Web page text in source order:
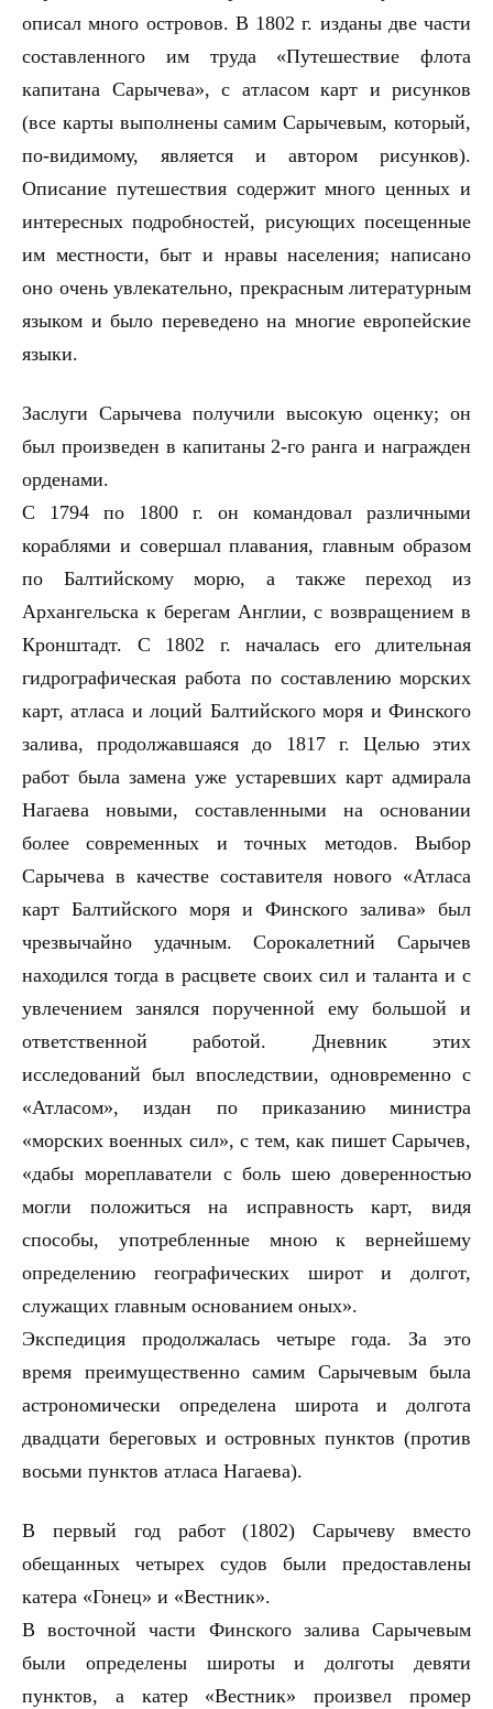
описал много островов. В 1802 г. изданы две части
составленного им труда «Путешествие флота
капитана Сарычева», с атласом карт и рисунков
(все карты выполнены самим Сарычевым, который,
по-видимому, является и автором рисунков).
Описание путешествия содержит много ценных и
интересных подробностей, рисующих посещенные
им местности, быт и нравы населения; написано
оно очень увлекательно, прекрасным литературным
языком и было переведено на многие европейские
языки.
Заслуги Сарычева получили высокую оценку; он
был произведен в капитаны 2-го ранга и награжден
орденами.
С 1794 по 1800 г. он командовал различными
кораблями и совершал плавания, главным образом
по Балтийскому морю, а также переход из
Архангельска к берегам Англии, с возвращением в
Кронштадт. С 1802 г. началась его длительная
гидрографическая работа по составлению морских
карт, атласа и лоций Балтийского моря и Финского
залива, продолжавшаяся до 1817 г. Целью этих
работ была замена уже устаревших карт адмирала
Нагаева новыми, составленными на основании
более современных и точных методов. Выбор
Сарычева в качестве составителя нового «Атласа
карт Балтийского моря и Финского залива» был
чрезвычайно удачным. Сорокалетний Сарычев
находился тогда в расцвете своих сил и таланта и с
увлечением занялся порученной ему большой и
ответственной работой. Дневник этих
исследований был впоследствии, одновременно с
«Атласом», издан по приказанию министра
«морских военных сил», с тем, как пишет Сарычев,
«дабы мореплаватели с боль шею доверенностью
могли положиться на исправность карт, видя
способы, употребленные мною к вернейшему
определению географических широт и долгот,
служащих главным основанием оных».
Экспедиция продолжалась четыре года. За это
время преимущественно самим Сарычевым была
астрономически определена широта и долгота
двадцати береговых и островных пунктов (против
восьми пунктов атласа Нагаева).
В первый год работ (1802) Сарычеву вместо
обещанных четырех судов были предоставлены
катера «Гонец» и «Вестник».
В восточной части Финского залива Сарычевым
были определены широты и долготы девяти
пунктов, а катер «Вестник» произвел промер